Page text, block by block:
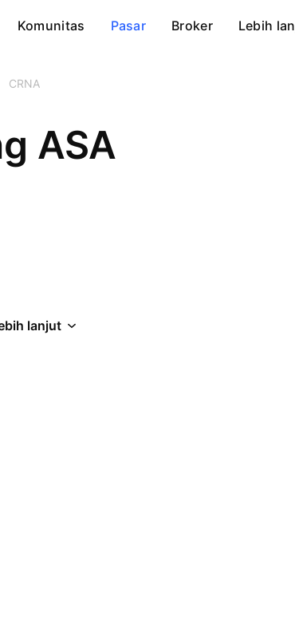
Komunitas Pasar Broker Lebih
CRNA
ASA
lanjut